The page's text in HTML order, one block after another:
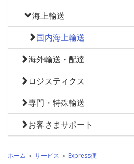
海上輸送
国内海上輸送
海外輸送・配達
ロジスティクス
専門・特殊輸送
お客さまサポート
ホーム ＞ サービス ＞ Express便